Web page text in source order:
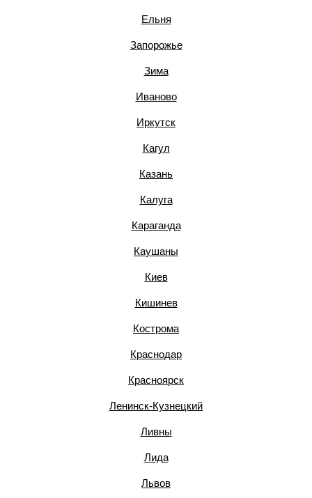
Ельня
Запорожье
Зима
Иваново
Иркутск
Кагул
Казань
Калуга
Караганда
Каушаны
Киев
Кишинев
Кострома
Краснодар
Красноярск
Ленинск-Кузнецкий
Ливны
Лида
Львов